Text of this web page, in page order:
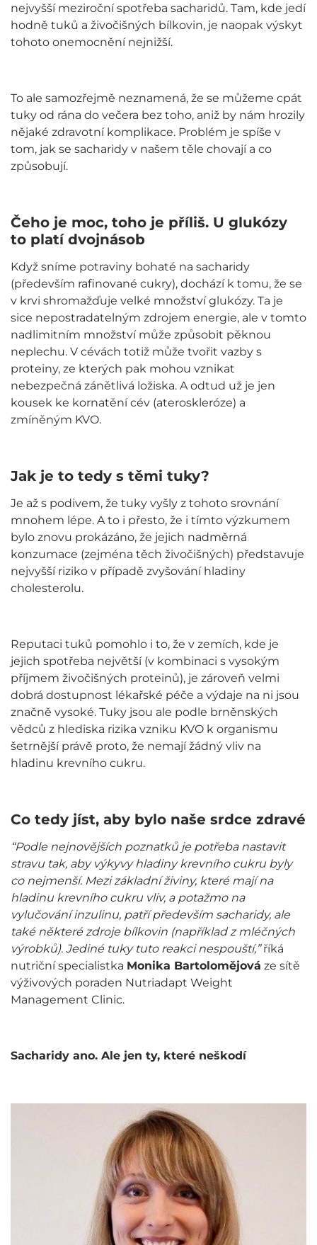
nejvyšší meziroční spotřeba sacharidů. Tam, kde jedí
hodně tuků a živočišných bílkovin, je naopak výskyt
tohoto onemocnění nejnižší.
To ale samozřejmě neznamená, že se můžeme cpát
tuky od rána do večera bez toho, aniž by nám hrozily
nějaké zdravotní komplikace. Problém je spíše v
tom, jak se sacharidy v našem těle chovají a co
způsobují.
Čeho je moc, toho je příliš. U glukózy
to platí dvojnásob
Když sníme potraviny bohaté na sacharidy
(především rafinované cukry), dochází k tomu, že se
v krvi shromažďuje velké množství glukózy. Ta je
sice nepostradatelným zdrojem energie, ale v tomto
nadlimitním množství může způsobit pěknou
neplechu. V cévách totiž může tvořit vazby s
proteiny, ze kterých pak mohou vznikat
nebezpečná zánětlivá ložiska. A odtud už je jen
kousek ke kornatění cév (ateroskleróze) a
zmíněným KVO.
Jak je to tedy s těmi tuky?
Je až s podivem, že tuky vyšly z tohoto srovnání
mnohem lépe. A to i přesto, že i tímto výzkumem
bylo znovu prokázáno, že jejich nadměrná
konzumace (zejména těch živočišných) představuje
nejvyšší riziko v případě zvyšování hladiny
cholesterolu.
Reputaci tuků pomohlo i to, že v zemích, kde je
jejich spotřeba největší (v kombinaci s vysokým
příjmem živočišných proteinů), je zároveň velmi
dobrá dostupnost lékařské péče a výdaje na ni jsou
značně vysoké. Tuky jsou ale podle brněnských
vědců z hlediska rizika vzniku KVO k organismu
šetrnější právě proto, že nemají žádný vliv na
hladinu krevního cukru.
Co tedy jíst, aby bylo naše srdce zdravé
“Podle nejnovějších poznatků je potřeba nastavit
stravu tak, aby výkyvy hladiny krevního cukru byly
co nejmenší. Mezi základní živiny, které mají na
hladinu krevního cukru vliv, a potažmo na
vylučování inzulinu, patří především sacharidy, ale
také některé zdroje bílkovin (například z mléčných
výrobků). Jediné tuky tuto reakci nespouští,”říká
nutriční specialistka Monika Bartolomějová ze sítě
výživových poraden Nutriadapt Weight
Management Clinic.
Sacharidy ano. Ale jen ty, které neškodí